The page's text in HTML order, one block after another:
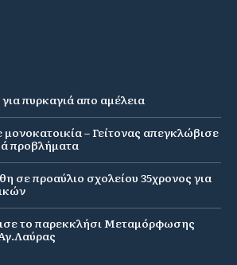
πυρκαγιά απο αμέλεια
– Γείτονας απεγκλώβισε
προβλήματα
σε προαύλιο σχολείου 35χρονος για
το παρεκκλήσι Μεταμόρφωσης